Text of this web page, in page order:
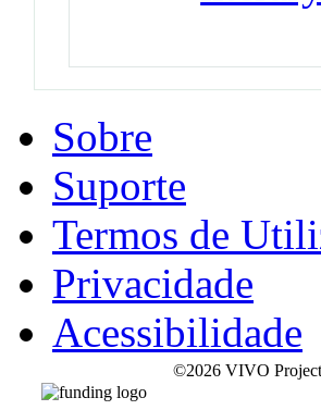
Sobre
Suporte
Termos de
Privacidade
Acessibilidade
©2026 VIVO